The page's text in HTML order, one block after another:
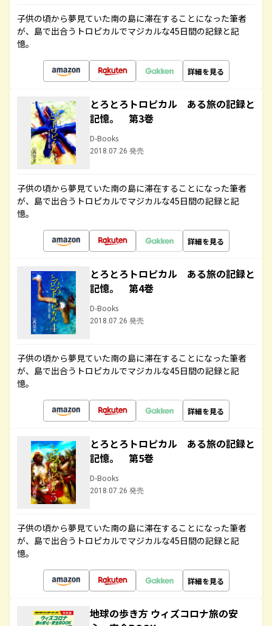
子供の頃から夢見ていた南の島に滞在することになった筆者
が、島で出合うトロピカルでマジカルな45日間の記録と記
憶。
詳細を見る
とろとろトロピカル ある旅の記録と
記憶。 第3巻
D-Books
2018.07.26 発売
子供の頃から夢見ていた南の島に滞在することになった筆者
が、島で出合うトロピカルでマジカルな45日間の記録と記
憶。
詳細を見る
とろとろトロピカル ある旅の記録と
記憶。 第4巻
D-Books
2018.07.26 発売
子供の頃から夢見ていた南の島に滞在することになった筆者
が、島で出合うトロピカルでマジカルな45日間の記録と記
憶。
詳細を見る
とろとろトロピカル ある旅の記録と
記憶。 第5巻
D-Books
2018.07.26 発売
子供の頃から夢見ていた南の島に滞在することになった筆者
が、島で出合うトロピカルでマジカルな45日間の記録と記
憶。
詳細を見る
地球の歩き方 ウィズコロナ旅の安